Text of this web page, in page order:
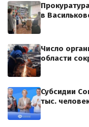
в
Число
области
Субсидии
тыс.